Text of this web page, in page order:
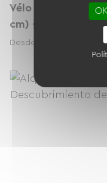
Vélo Électrique
cm) – 2025
Desde 50.00 € /